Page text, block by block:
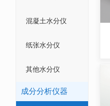
混凝土水分仪
纸张水分仪
其他水分仪
成分分析仪器